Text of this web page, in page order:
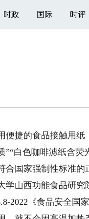
时政 国际 时评
捷的食品接触用纸
”“白色咖啡滤纸含
合国家强制性标准的
山西功能食品研究
2022《食品安全国